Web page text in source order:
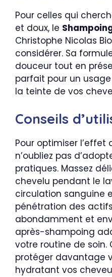
Pour celles qui
et doux, le
Christophe Nicolas
considérer. Sa
douceur tout en
parfait pour un
la teinte de vos
Conseils
Pour optimiser
n’oubliez pas
pratiques. Massez
chevelu pendant le
circulation sanguine
pénétration des
abondamment et
après-shampoing
votre routine de soin.
protéger davantage
hydratant vos